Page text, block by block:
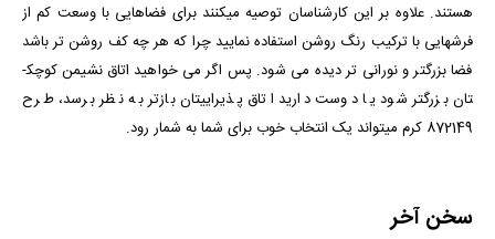
هستند. علاوه بر این کارشناسان توصیه می­کنند برای فضاهایی با وسعت کم از
فرش­هایی با ترکیب رنگ روشن استفاده نمایید چرا که هر چه کف روشن تر باشد
فضا بزرگتر و نورانی تر دیده می شود. پس اگر می خواهيد اتاق نشيمن کوچک­
تان بزرگ­تر شود يا دوست داريد اتاق پذيرايی­تان بازتر به نظر برسد، طرح
872149 کرم می­تواند یک انتخاب خوب برای شما به شمار رود.
سخن آخر